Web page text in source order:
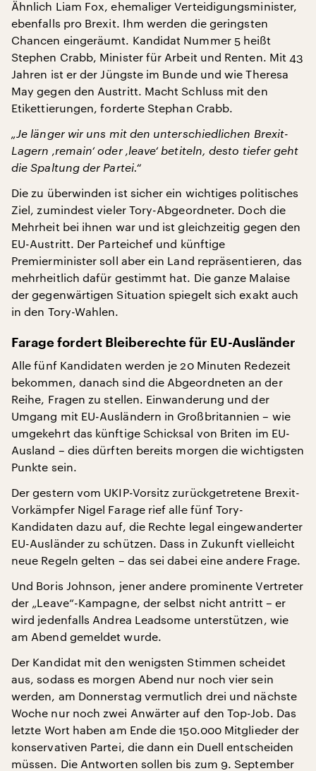
Ähnlich Liam Fox, ehemaliger Verteidigungsminister,
ebenfalls pro Brexit. Ihm werden die geringsten
Chancen eingeräumt. Kandidat Nummer 5 heißt
Stephen Crabb, Minister für Arbeit und Renten. Mit 43
Jahren ist er der Jüngste im Bunde und wie Theresa
May gegen den Austritt. Macht Schluss mit den
Etikettierungen, forderte Stephan Crabb.
„Je länger wir uns mit den unterschiedlichen Brexit-
Lagern ‚remain‘ oder ‚leave‘ betiteln, desto tiefer geht
die Spaltung der Partei.“
Die zu überwinden ist sicher ein wichtiges politisches
Ziel, zumindest vieler Tory-Abgeordneter. Doch die
Mehrheit bei ihnen war und ist gleichzeitig gegen den
EU-Austritt. Der Parteichef und künftige
Premierminister soll aber ein Land repräsentieren, das
mehrheitlich dafür gestimmt hat. Die ganze Malaise
der gegenwärtigen Situation spiegelt sich exakt auch
in den Tory-Wahlen.
Farage fordert Bleiberechte für EU-Ausländer
Alle fünf Kandidaten werden je 20 Minuten Redezeit
bekommen, danach sind die Abgeordneten an der
Reihe, Fragen zu stellen. Einwanderung und der
Umgang mit EU-Ausländern in Großbritannien – wie
umgekehrt das künftige Schicksal von Briten im EU-
Ausland – dies dürften bereits morgen die wichtigsten
Punkte sein.
Der gestern vom UKIP-Vorsitz zurückgetretene Brexit-
Vorkämpfer Nigel Farage rief alle fünf Tory-
Kandidaten dazu auf, die Rechte legal eingewanderter
EU-Ausländer zu schützen. Dass in Zukunft vielleicht
neue Regeln gelten – das sei dabei eine andere Frage.
Und Boris Johnson, jener andere prominente Vertreter
der „Leave“-Kampagne, der selbst nicht antritt – er
wird jedenfalls Andrea Leadsome unterstützen, wie
am Abend gemeldet wurde.
Der Kandidat mit den wenigsten Stimmen scheidet
aus, sodass es morgen Abend nur noch vier sein
werden, am Donnerstag vermutlich drei und nächste
Woche nur noch zwei Anwärter auf den Top-Job. Das
letzte Wort haben am Ende die 150.000 Mitglieder der
konservativen Partei, die dann ein Duell entscheiden
müssen. Die Antworten sollen bis zum 9. September